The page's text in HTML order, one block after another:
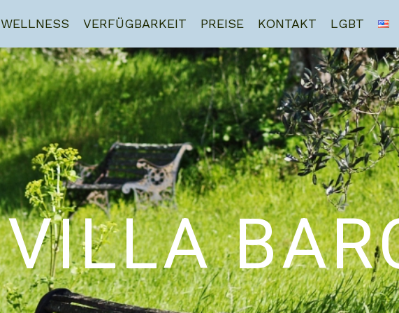
WELLNESS VERFÜGBARKEIT PREISE KONTAKT LGBT
VILLA